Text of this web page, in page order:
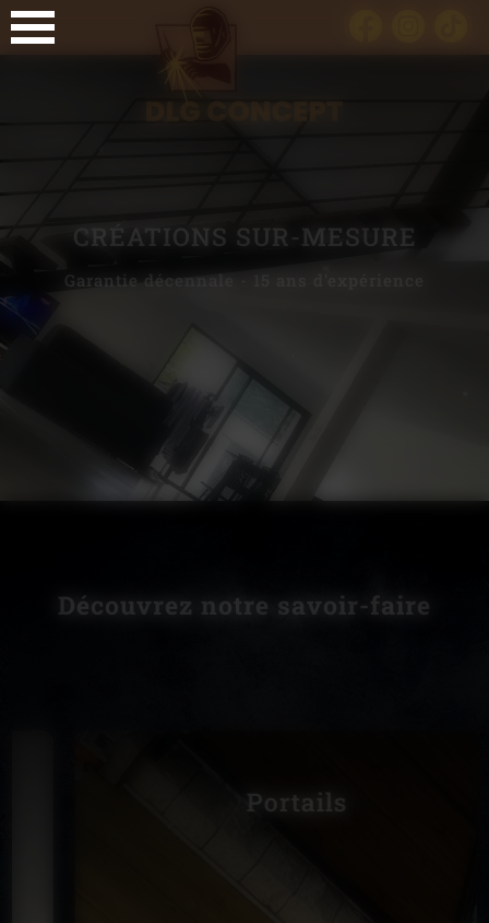
Panneau de gestion des cookies
CRÉATIONS SUR-MESURE
Garantie décennale - 15 ans d'expérience
Découvrez notre savoir-faire
Portails